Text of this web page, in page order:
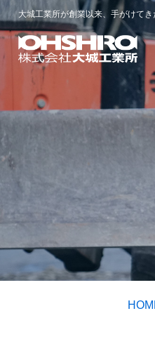
大城工業所が創業以来、手がけて